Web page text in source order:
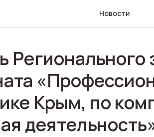
Новости
Регионального
Крым, по